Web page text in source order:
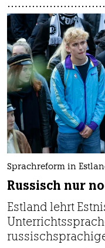
Sprachreform in
Russisch nur
Estland lehrt